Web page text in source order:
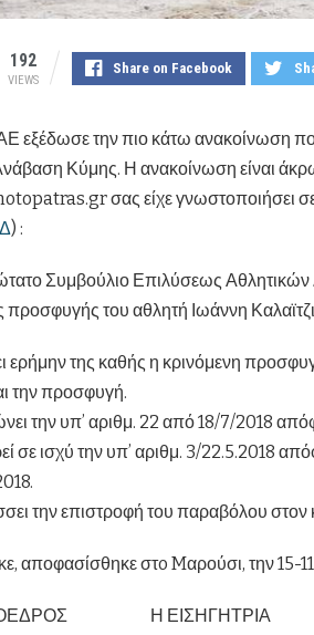
192
VIEWS
Share on Facebook
εξέδωσε την πιο κάτω ανακοίνωση
Κύμης. Η ανακοίνωση είναι
σας είχε γνωστοποιήσει σε
) :
Συμβούλιο Επιλύσεως
προσφυγής του αθλητή Ιωάννη
ερήμην της καθής η κρινόμενη
την προσφυγή.
την υπ’ αριθμ. 22 από 18/7/2018
σε ισχύ την υπ’ αριθμ. 3/22.5.2018
την επιστροφή του παραβόλου στον
αποφασίσθηκε στo Mαρούσι, την 15-
Η ΕΙΣΗΓΗΤΡΙΑ